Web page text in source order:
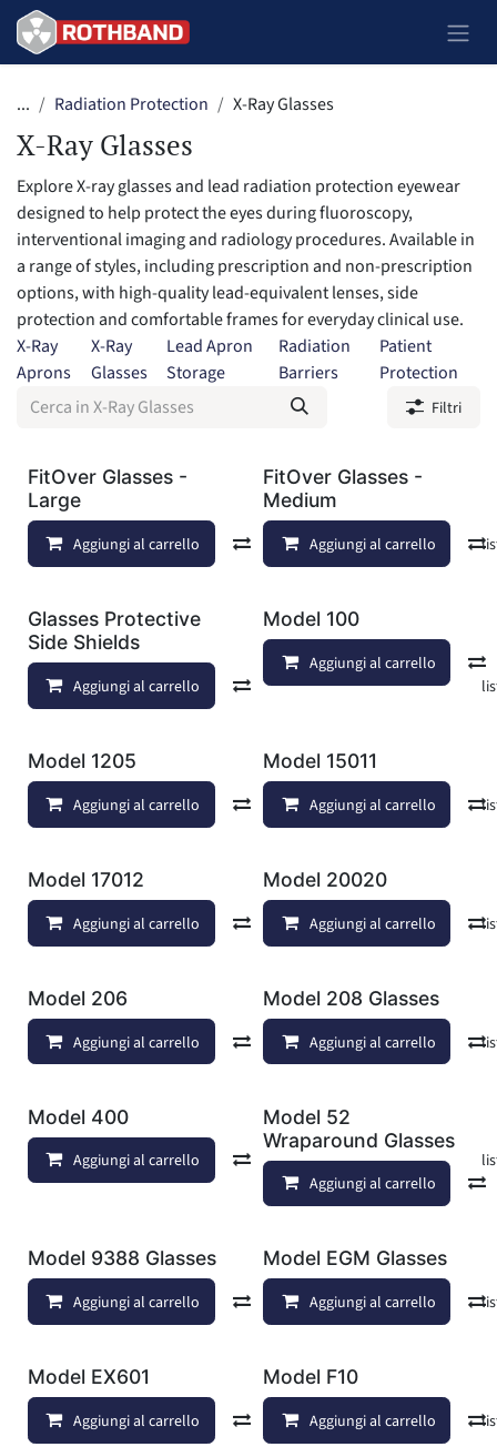
Passa al contenuto
... Radiation Protection X-Ray Glasses
X-Ray Glasses
Explore X-ray glasses and lead radiation protection eyewear
designed to help protect the eyes during fluoroscopy,
interventional imaging and radiology procedures. Available in
a range of styles, including prescription and non-prescription
options, with high-quality lead-equivalent lenses, side
protection and comfortable frames for everyday clinical use.
X-Ray
Aprons
X-Ray
Glasses
Lead Apron
Storage
Radiation
Barriers
Patient
Protection
Filtri
FitOver Glasses -
Large
Aggiungi al carrello Confronta Aggiungi alla
FitOver Glasses -
Medium
Aggiungi al carrello
Glasses Protective
Side Shields
Aggiungi al carrello Confronta Aggiungi alla
Model 100
Aggiungi al carrello
Model 1205
Aggiungi al carrello Confronta Aggiungi alla
Model 15011
Aggiungi al carrello
Model 17012
Aggiungi al carrello Confronta Aggiungi alla
Model 20020
Aggiungi al carrello
Model 206
Aggiungi al carrello Confronta Aggiungi alla
Model 208 Glasses
Aggiungi al carrello
Model 400
Aggiungi al carrello Confronta Aggiungi alla
Model 52
Wraparound Glasses
Aggiungi al carrello
Model 9388 Glasses
Aggiungi al carrello Confronta Aggiungi alla
Model EGM Glasses
Aggiungi al carrello
Model EX601
Aggiungi al carrello Confronta Aggiungi alla
Model F10
Aggiungi al carrello